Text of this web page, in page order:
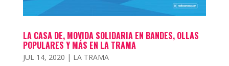
LA CASA DE, MOVIDA SOLIDARIA EN BANDES, OLLAS
POPULARES Y MÁS EN LA TRAMA
JUL 14, 2020 | LA TRAMA